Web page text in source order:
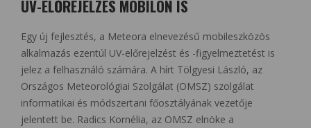
UV-ELŐREJELZÉS MOBILON IS
Egy új fejlesztés, a Meteora elnevezésű mobileszközös
alkalmazás ezentúl UV-előrejelzést és -figyelmeztetést is
jelez a felhasználó számára. A hírt Tölgyesi László, az
Országos Meteorológiai Szolgálat (OMSZ) szolgálat
informatikai és módszertani főosztályának vezetője
jelentett be. Radics Kornélia, az OMSZ elnöke a